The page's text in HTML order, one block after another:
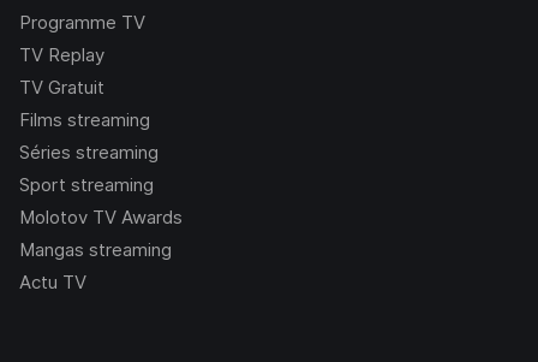
Programme TV
TV Replay
TV Gratuit
Films streaming
Séries streaming
Sport streaming
Molotov TV Awards
Mangas streaming
Actu TV